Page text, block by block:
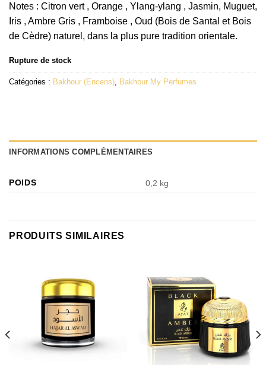
Notes : Citron vert , Orange , Ylang-ylang , Jasmin, Muguet,
Iris , Ambre Gris , Framboise , Oud (Bois de Santal et Bois
de Cèdre) naturel, dans la plus pure tradition orientale.
Rupture de stock
Catégories : Bakhour (Encens), Bakhour My Perfumes
INFORMATIONS COMPLÉMENTAIRES
POIDS 0,2 kg
PRODUITS SIMILAIRES